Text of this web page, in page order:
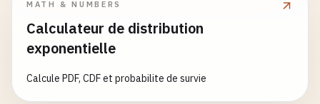
MATH & NUMBERS
Calculateur de distribution
exponentielle
Calcule PDF, CDF et probabilite de survie